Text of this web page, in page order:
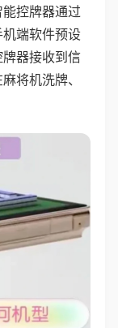
控牌器通过
端软件预设
器接收到信
将机洗牌、